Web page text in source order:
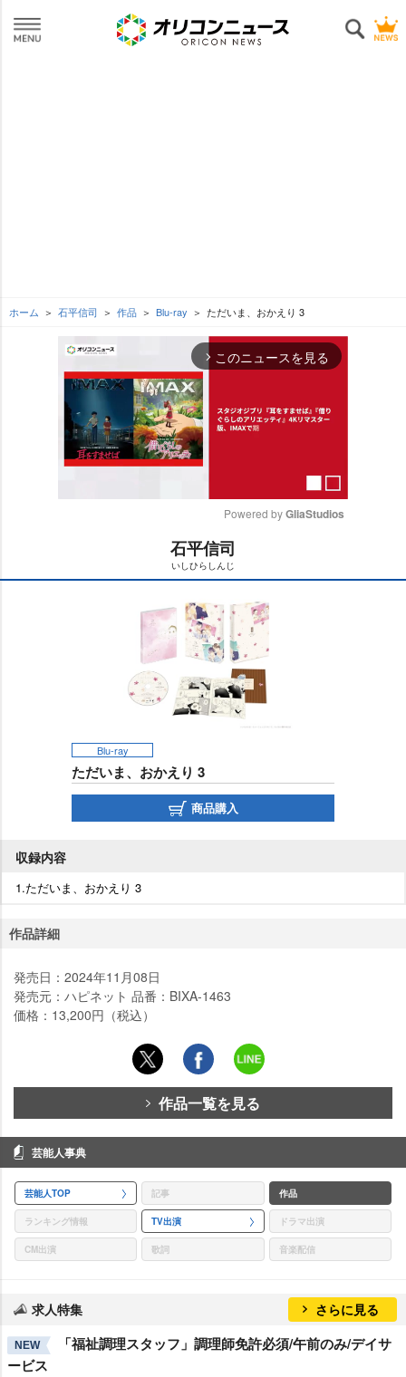
ホーム 石平信司 作品 Blu-ray ただいま、おかえり 3
arrow_forward_ios このニュースを見る
t
Powered by GliaStudios
石平信司
いしひらしんじ
Blu-ray
ただいま、おかえり 3
商品購入
収録内容
1.ただいま、おかえり 3
作品詳細
発売日：2024年11月08日
発売元：ハピネット 品番：BIXA-1463
価格：13,200円（税込）
作品一覧を見る
芸能人事典
芸能人TOP 記事 作品
ランキング情報 TV出演 ドラマ出演
CM出演 歌詞 音楽配信
求人特集 さらに見る
NEW
「福祉調理スタッフ」調理師免許必須/午前のみ/デイサ
ービス